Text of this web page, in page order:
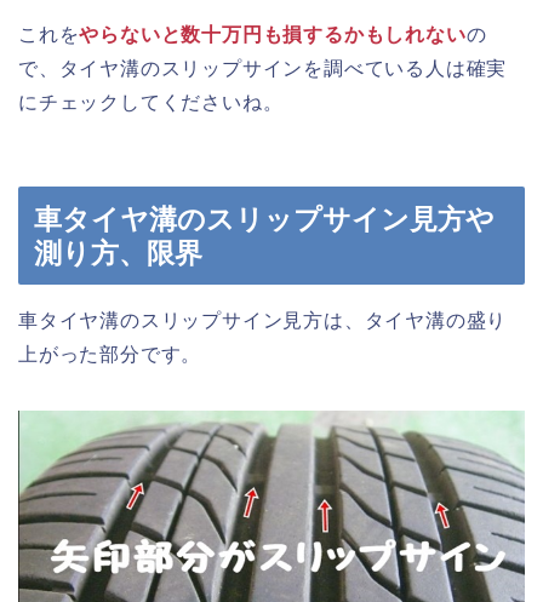
これをやらないと数十万円も損するかもしれないの
で、タイヤ溝のスリップサインを調べている人は確実
にチェックしてくださいね。
車タイヤ溝のスリップサイン見方や
測り方、限界
車タイヤ溝のスリップサイン見方は、タイヤ溝の盛り
上がった部分です。